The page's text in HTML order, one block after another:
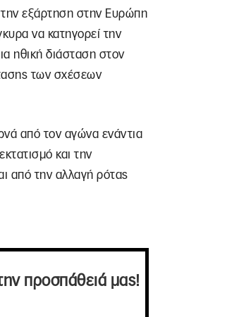
εξάρτηση στην Ευρώπη
να κατηγορεί την
ηθική διάσταση στον
των σχέσεων
από τον αγώνα ενάντια
και την
από την αλλαγή ρότας
προσπάθειά μας!